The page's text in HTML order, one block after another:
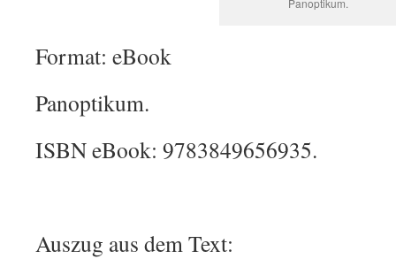
Panoptikum.
Format: eBook
Panoptikum.
ISBN eBook: 9783849656935.
Auszug aus dem Text: